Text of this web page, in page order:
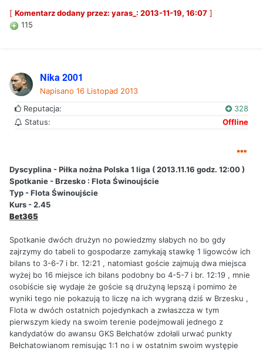
[ Komentarz dodany przez: yaras_: 2013-11-19, 16:07 ]
115
Nika 2001
Napisano 16 Listopad 2013
Reputacja:
328
Status:
Offline
Dyscyplina - Piłka nożna Polska 1 liga ( 2013.11.16 godz. 12:00 )
Spotkanie - Brzesko : Flota Świnoujście
Typ - Flota Świnoujście
Kurs - 2.45
Bet365
Spotkanie dwóch drużyn no powiedzmy słabych no bo gdy
zajrzymy do tabeli to gospodarze zamykają stawkę 1 ligowców ich
bilans to 3-6-7 i br. 12:21 , natomiast goście zajmują dwa miejsca
wyżej bo 16 miejsce ich bilans podobny bo 4-5-7 i br. 12:19 , mnie
osobiście się wydaje że goście są drużyną lepszą i pomimo że
wyniki tego nie pokazują to liczę na ich wygraną dziś w Brzesku ,
Flota w dwóch ostatnich pojedynkach a zwłaszcza w tym
pierwszym kiedy na swoim terenie podejmowali jednego z
kandydatów do awansu GKS Bełchatów zdołali urwać punkty
Bełchatowianom remisując 1:1 no i w ostatnim swoim występie